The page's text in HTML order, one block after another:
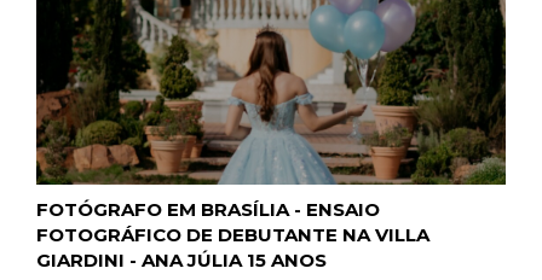
FOTÓGRAFO EM BRASÍLIA - ENSAIO
FOTOGRÁFICO DE DEBUTANTE NA VILLA
GIARDINI - ANA JÚLIA 15 ANOS